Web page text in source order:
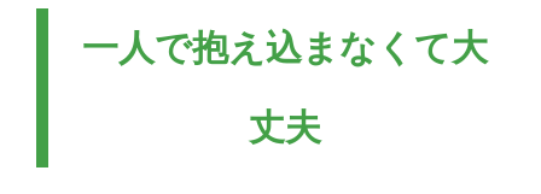
一人で抱え込まなくて大
丈夫